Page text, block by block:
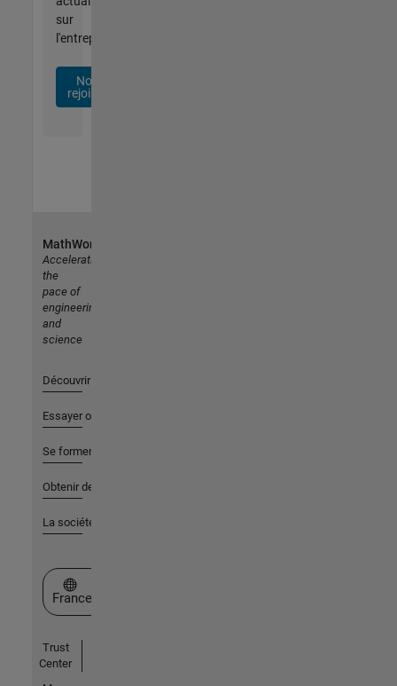
sur
l'entreprise.
Nous
rejoindre
MathWorks
Accelerating
the
pace of
engineering
and
science
Découvrir les produits
Essayer ou acheter
Se former
Obtenir de l'aide
La société
Sélectionner un site web
France
Trust
Center